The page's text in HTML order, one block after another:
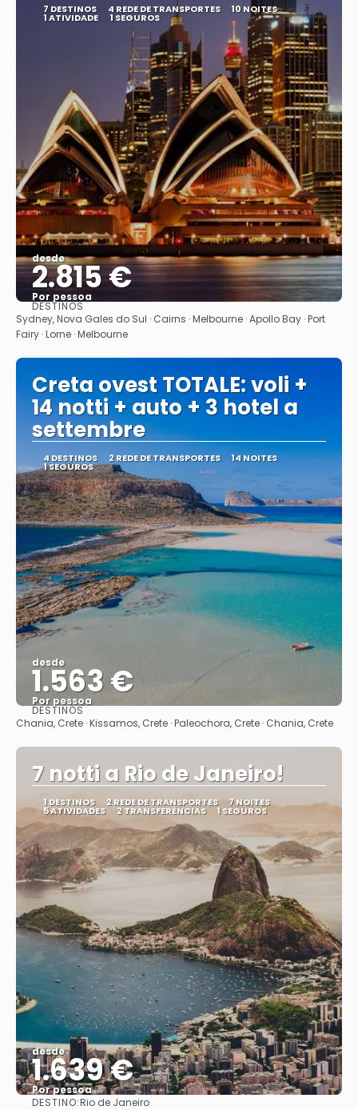
7 DESTINOS 4 REDE DE TRANSPORTES 10 NOITES
1 ATIVIDADE 1 SEGUROS
desde
2.815 €
Por pessoa
Vejo
DESTINOS
Sydney, Nova Gales do Sul · Cairns · Melbourne · Apollo Bay · Port
Fairy · Lorne · Melbourne
Creta ovest TOTALE: voli +
14 notti + auto + 3 hotel a
settembre
4 DESTINOS 2 REDE DE TRANSPORTES 14 NOITES
1 SEGUROS
desde
1.563 €
Por pessoa
Vejo
DESTINOS
Chania, Crete · Kissamos, Crete · Paleochora, Crete · Chania, Crete
7 notti a Rio de Janeiro!
1 DESTINOS 2 REDE DE TRANSPORTES 7 NOITES
5 ATIVIDADES 2 TRANSFERÊNCIAS 1 SEGUROS
desde
1.639 €
Por pessoa
DESTINO:Rio de Janeiro